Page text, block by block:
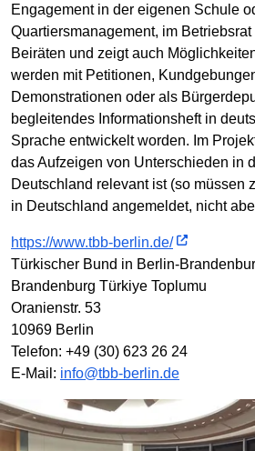
Engagement in der eigenen Schule
Quartiersmanagement, im
Beiräten und zeigt auch
werden mit Petitionen,
Demonstrationen oder als
begleitendes Informationsheft in
Sprache entwickelt worden. Im
das Aufzeigen von Unterschieden in
Deutschland relevant ist (so müssen
in Deutschland angemeldet, nicht
https://www.tbb-berlin.de/
Türkischer Bund in Berlin-
Brandenburg Türkiye Toplumu
Oranienstr. 53
10969 Berlin
Telefon: +49 (30) 623 26 24
E-Mail: info@tbb-berlin.de